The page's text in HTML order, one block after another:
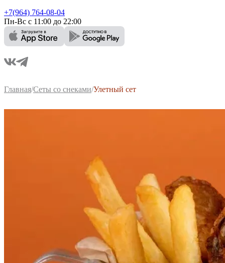
+7(964) 764-08-04
Пн-Вс с 11:00 до 22:00
Главная/Сеты со снеками/Улетный сет